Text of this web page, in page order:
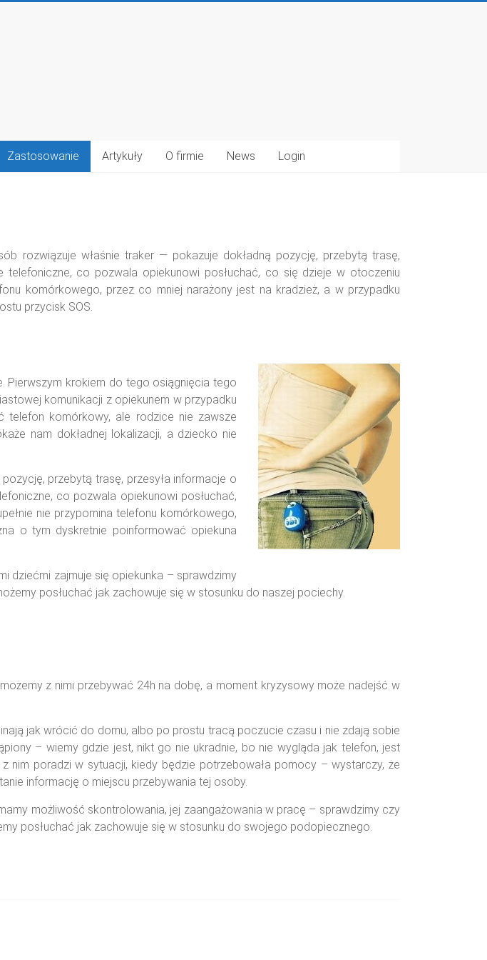
Zastosowanie Artykuły O firmie News Login
rozwiązuje właśnie traker — pokazuje dokładną pozycję, przebytą trasę,
co pozwala opiekunowi posłuchać, co się dzieje w otoczeniu
komórkowego, przez co mniej narażony jest na kradzież, a w przypadku
przycisk SOS.
krokiem do tego osiągnięcia tego
komunikacji z opiekunem w przypadku
telefon komórkowy, ale rodzice nie zawsze
nam dokładnej lokalizacji, a dziecko nie
przebytą trasę, przesyła informacje o
co pozwala opiekunowi posłuchać,
nie przypomina telefonu komórkowego,
o tym dyskretnie poinformować opiekuna
zajmuje się opiekunka – sprawdzimy
posłuchać jak zachowuje się w stosunku do naszej pociechy.
z nimi przebywać 24h na dobę, a moment kryzysowy może nadejść w
jak wrócić do domu, albo po prostu tracą poczucie czasu i nie zdają sobie
– wiemy gdzie jest, nikt go nie ukradnie, bo nie wygląda jak telefon, jest
poradzi w sytuacji, kiedy będzie potrzebowała pomocy – wystarczy, że
informację o miejscu przebywania tej osoby.
możliwość skontrolowania, jej zaangażowania w pracę – sprawdzimy czy
posłuchać jak zachowuje się w stosunku do swojego podopiecznego.